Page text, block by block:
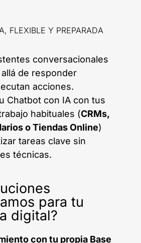
FLEXIBLE Y PREPARADA
conversacionales
de responder
acciones.
Chatbot con IA con tus
habituales (CRMs,
o Tiendas Online)
tareas clave sin
técnicas.
para tu
digital?
con tu propia Base